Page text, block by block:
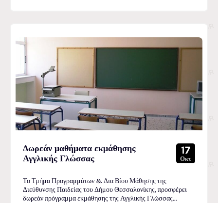
Δωρεάν μαθήματα εκμάθησης
Αγγλικής Γλώσσας
17
Οκτ
Το Τμήμα Προγραμμάτων & Δια Βίου Μάθησης της
Διεύθυνσης Παιδείας του Δήμου Θεσσαλονίκης, προσφέρει
δωρεάν πρόγραμμα εκμάθησης της Αγγλικής Γλώσσας...